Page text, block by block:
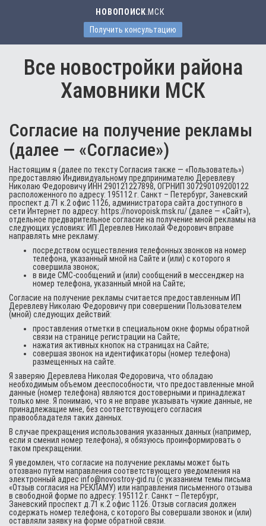
НОВОПОИСК .МСК
Получить консультацию
Все новостройки района
Хамовники МСК
Согласие на получение рекламы
(далее — «Согласие»)
Настоящим я (далее по тексту Согласия также — «Пользователь»)
предоставляю Индивидуальному предпринимателю Деревлеву
Николаю Федоровичу ИНН 290121227898, ОГРНИП 307290109200122
расположенного по адресу: 195112 г. Санкт – Петербург, Заневский
проспект д.71 к.2 офис 1126, администратора сайта доступного в
сети Интернет по адресу: https://novopoisk.msk.ru/ (далее — «Сайт»),
отдельное предварительное согласие на получение мной рекламы на
следующих условиях: ИП Деревлев Николай Федорович вправе
направлять мне рекламу:
посредством осуществления телефонных звонков на номер
телефона, указанный мной на Сайте и (или) с которого я
совершила звонок;
в виде СМС-сообщений и (или) сообщений в мессенджер на
номер телефона, указанный мной на Сайте;
Согласие на получение рекламы считается предоставленным ИП
Деревлеву Николаю Федоровичу при совершении Пользователем
(мной) следующих действий:
проставления отметки в специальном окне формы обратной
связи на странице регистрации на Сайте;
нажатия активных кнопок на страницах на Сайте;
совершая звонок на идентификаторы (номер телефона)
размещенных на сайте.
Я заверяю Деревлева Николая Федоровича, что обладаю
необходимым объемом дееспособности, что предоставленные мной
данные (номер телефона) являются достоверными и принадлежат
только мне. Я понимаю, что я не вправе указывать чужие данные, не
принадлежащие мне, без соответствующего согласия
правообладателя таких данных.
В случае прекращения использования указанных данных (например,
если я сменил номер телефона), я обязуюсь проинформировать о
таком прекращении.
Я уведомлен, что согласие на получение рекламы может быть
отозвано путем направления соответствующего уведомления на
электронный адрес info@novostroy-gid.ru (с указанием темы письма
«Отзыв согласия на РЕКЛАМУ) или направления письменного отзыва
в свободной форме по адресу: 195112 г. Санкт – Петербург,
Заневский проспект д.71 к.2 офис 1126. Отзыв согласия должен
содержать номер телефона, с которого Вы совершали звонок и (или)
оставляли заявку на форме обратной связи.